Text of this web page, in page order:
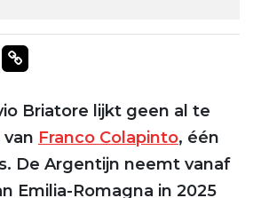
op Whatsapp
via Mail
Delen via link
Briatore lijkt geen al te
Franco Colapinto, één
De Argentijn neemt vanaf
Emilia-Romagna in 2025